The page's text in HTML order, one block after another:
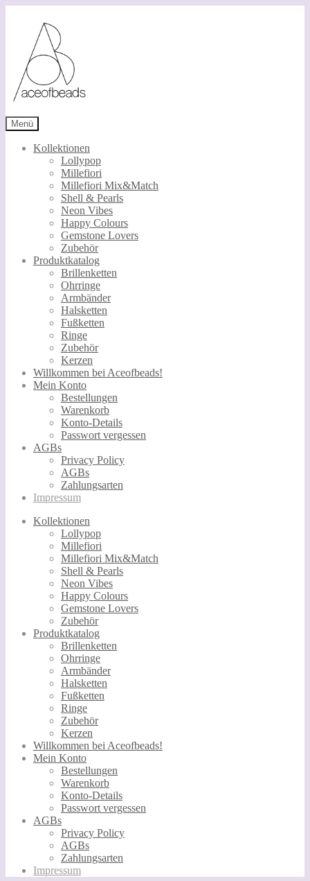
Navigation
springen
springen
Menü
Kollektionen
Lollypop
Millefiori
Millefiori Mix&Match
Shell & Pearls
Neon Vibes
Happy Colours
Gemstone Lovers
Zubehör
Produktkatalog
Brillenketten
Ohrringe
Armbänder
Halsketten
Fußketten
Ringe
Zubehör
Kerzen
Willkommen bei Aceofbeads!
Mein Konto
Bestellungen
Warenkorb
Konto-Details
Passwort vergessen
AGBs
Privacy Policy
AGBs
Zahlungsarten
Impressum
Kollektionen
Lollypop
Millefiori
Millefiori Mix&Match
Shell & Pearls
Neon Vibes
Happy Colours
Gemstone Lovers
Zubehör
Produktkatalog
Brillenketten
Ohrringe
Armbänder
Halsketten
Fußketten
Ringe
Zubehör
Kerzen
Willkommen bei Aceofbeads!
Mein Konto
Bestellungen
Warenkorb
Konto-Details
Passwort vergessen
AGBs
Privacy Policy
AGBs
Zahlungsarten
Impressum